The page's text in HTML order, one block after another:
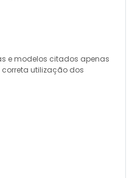
e modelos citados apenas
utilização dos